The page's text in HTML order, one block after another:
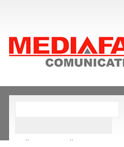
Căutare avansată